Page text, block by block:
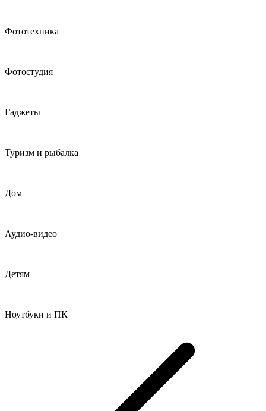
Фототехника
Фотостудия
Гаджеты
Туризм и рыбалка
Дом
Аудио-видео
Детям
Ноутбуки и ПК